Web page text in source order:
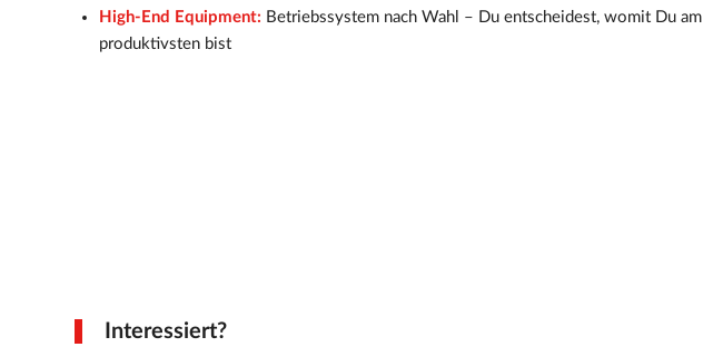
High-End Equipment: Betriebssystem nach Wahl – Du entscheidest, womit Du am
produktivsten bist
Interessiert?